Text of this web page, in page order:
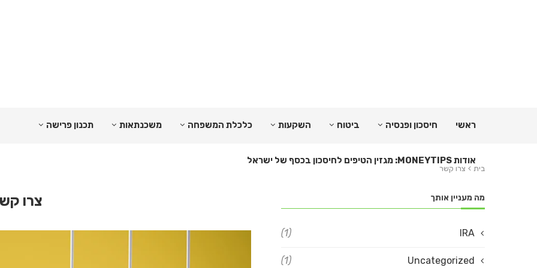
ראשי חיסכון ופנסיה ביטוח השקעות כלכלת המשפחה משכנתאות תכנון פרישה
אודות MONEYTIPS: מגזין הטיפים לחיסכון בכסף של ישראל
בית צרו קשר
צרו מה מעניין אותך
IRA
(1)
Uncategorized
(1)